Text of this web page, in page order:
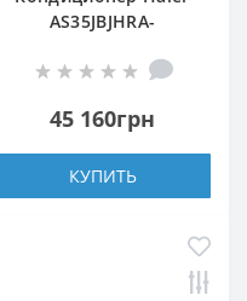
AS35JBJHRA-
45 160грн
КУПИТЬ